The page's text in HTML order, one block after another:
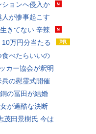
ョンへ侵入か
が惨事起こす
きてない 辛辣
万円分当たる
食べたらいいの
カー協会が釈明
の慰霊式開催
の冨田が結婚
が過酷な決断
茂田景樹氏 今は